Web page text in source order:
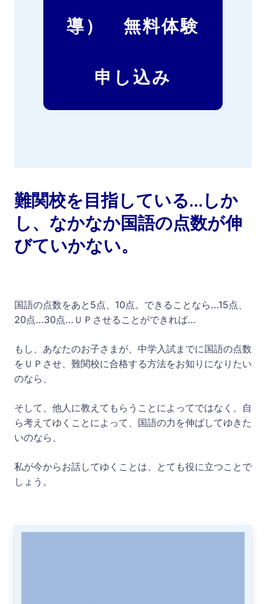
導） 無料体験
申し込み
難関校を目指している…しか
し、なかなか国語の点数が伸
びていかない。
国語の点数をあと5点、10点。できることなら…15点、
20点…30点…ＵＰさせることができれば…
もし、あなたのお子さまが、中学入試までに国語の点数
をＵＰさせ、難関校に合格する方法をお知りになりたい
のなら、
そして、他人に教えてもらうことによってではなく、自
ら考えてゆくことによって、国語の力を伸ばしてゆきた
いのなら、
私が今からお話してゆくことは、とても役に立つことで
しょう。